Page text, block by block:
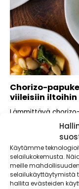
Käytämme
selailukokemusta.
meille
selailukäyttäytymistä
hallita evästeiden
Chorizo-
viileisiin iltoihin
Lämmittävä
haastaja! Tämä